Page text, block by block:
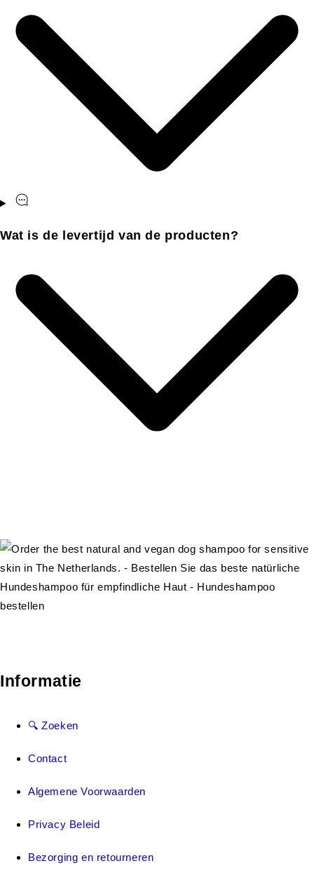
Wat is de levertijd van de producten?
Informatie
🔍 Zoeken
Contact
Algemene Voorwaarden
Privacy Beleid
Bezorging en retourneren